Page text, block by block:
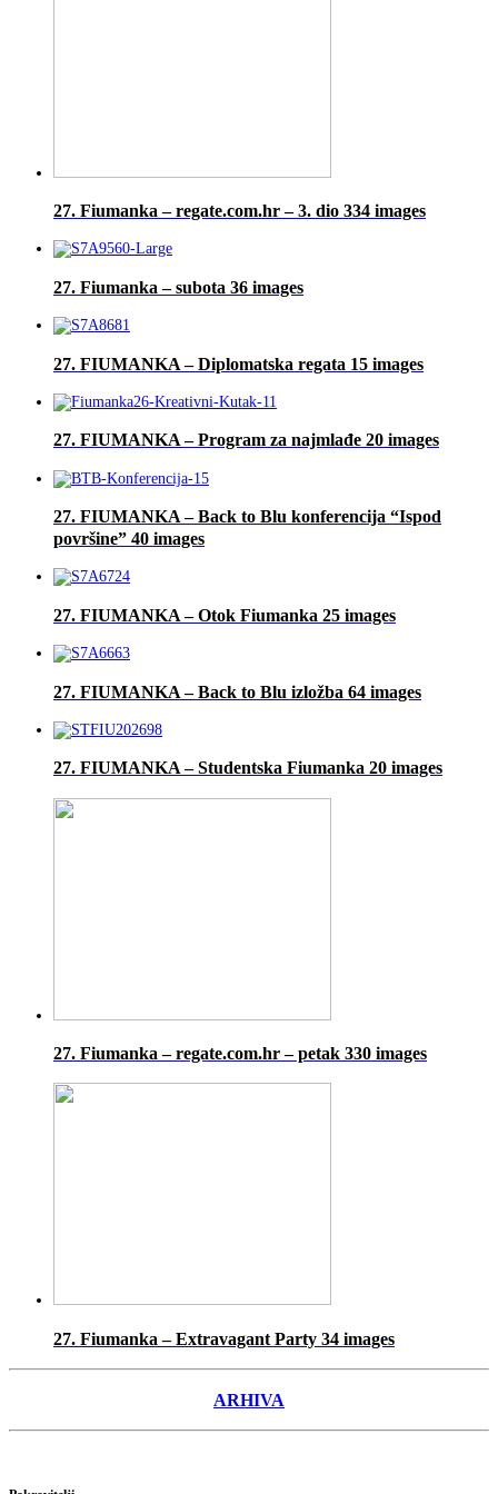
27. Fiumanka – regate.com.hr – 3. dio 334 images
27. Fiumanka – subota 36 images
27. FIUMANKA – Diplomatska regata 15 images
27. FIUMANKA – Program za najmlađe 20 images
27. FIUMANKA – Back to Blu konferencija “Ispod
površine” 40 images
27. FIUMANKA – Otok Fiumanka 25 images
27. FIUMANKA – Back to Blu izložba 64 images
27. FIUMANKA – Studentska Fiumanka 20 images
27. Fiumanka – regate.com.hr – petak 330 images
27. Fiumanka – Extravagant Party 34 images
ARHIVA